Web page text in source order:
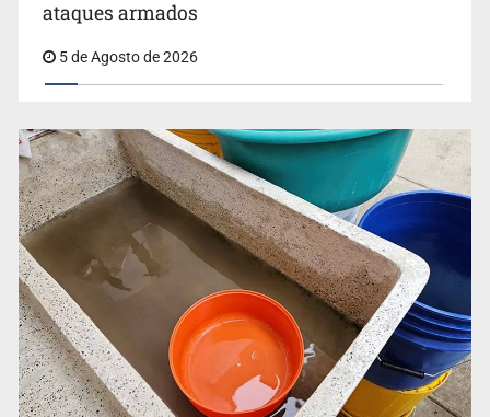
Estados Unidos suspende actividades en Michoacán y
frena importación de aguacate
ataques armados
5 de Agosto de 2026